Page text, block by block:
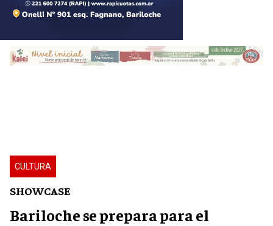
CULTURA
SHOWCASE
Bariloche se prepara para el